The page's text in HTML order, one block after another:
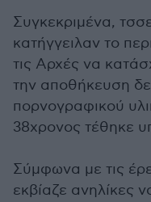
Συγκεκριμένα,
κατήγγειλαν το
τις Αρχές να
την αποθήκευση
πορνογραφικού
38χρονος τέθηκε
Σύμφωνα με τις
εκβίαζε ανηλίκες